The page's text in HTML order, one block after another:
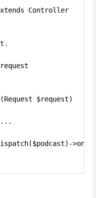
Controller
$request)